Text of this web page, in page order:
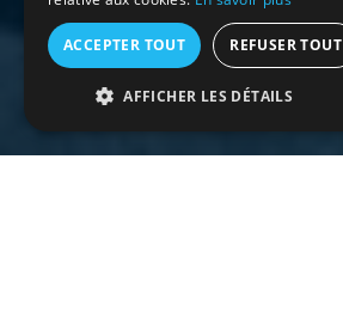
ACCEPTER TOUT REFUSER TOUT
AFFICHER LES DÉTAILS